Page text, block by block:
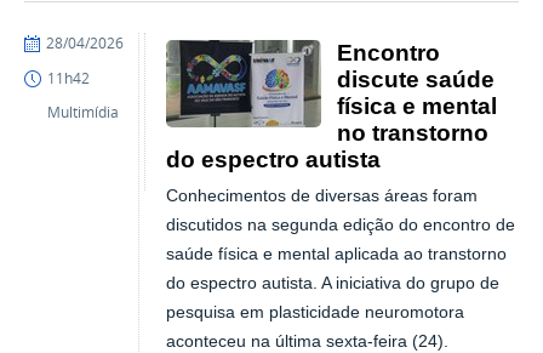
Encontro
discute saúde
física e mental
no transtorno
do espectro autista
Conhecimentos de diversas áreas foram
discutidos na segunda edição do encontro de
saúde física e mental aplicada ao transtorno
do espectro autista. A iniciativa do grupo de
pesquisa em plasticidade neuromotora
aconteceu na última sexta-feira (24).
publicado
28/04/2026
11h42
Multimídia